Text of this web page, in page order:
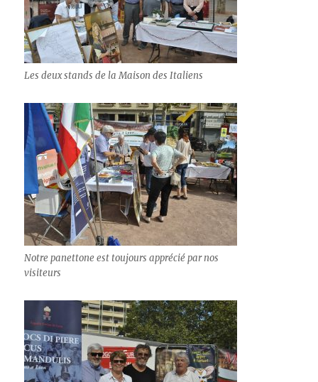
Les deux stands de la Maison des Italiens
Notre panettone est toujours apprécié par nos
visiteurs